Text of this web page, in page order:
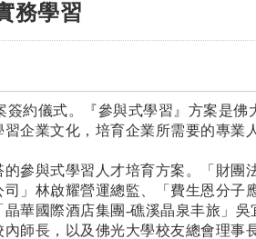
務學習
約儀式。『參與式學習』方案是
企業文化，培育企業所需要的專業
參與式學習人才培育方案。「財團
」林啟耀營運總監、「費生恩分子
華國際酒店集團-礁溪晶泉丰旅」
師長，以及佛光大學校友總會理事